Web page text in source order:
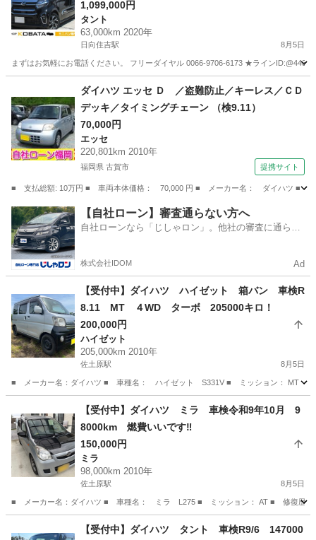
ビ 地デジ バックカメラ Ｂｌｕｅｔｏｏｔ
ｈ 両側電動ドア 前席シートヒーター ＥＴ
Ｃ ドラレコ アイドリングストップ オートラ
1,099,000円
タント
63,000km 2020年
日向住吉駅 8月5日
まずはお気軽にお電話ください。 フリーダイヤル 0066-9706-6173 ★ライン
日向住吉駅 タント スマートアシスト
ダイハツ エッセ Ｄ ／盗難防止／キーレス／ＣＤ
デッキ／タイミングチェーン （検9.11）
70,000円
エッセ
220,801km 2010年
福岡県 古賀市 提携サイト
■ 支払総額: 10万円 ■ 車両本体価格： 70,000 円 ■ メーカー名： ダイハツ ■
福岡 古賀市 エッセ
【自社ローン】審査通らない方へ
自社ローンなら「じしゃロン」。他社の審査に通らな
株式会社IDOM Ad
【受付中】ダイハツ ハイゼット 箱バン 車検R
8.11 MT ４WD ターボ 205000キロ！
200,000円
ハイゼット
205,000km 2010年
佐土原駅 8月5日
■ メーカー名：ダイハツ ■ 車種名： ハイゼット S331V ■ ミッション： MT
佐土原駅 ハイゼット 箱バン
【受付中】ダイハツ ミラ 車検令和9年10月 9
8000km 燃費いいです‼️
150,000円
ミラ
98,000km 2010年
佐土原駅 8月5日
■ メーカー名：ダイハツ ■ 車種名： ミラ L275 ■ ミッション： AT ■ 修復歴
佐土原駅 ミラ 燃費
【受付中】ダイハツ タント 車検R9/6 147000